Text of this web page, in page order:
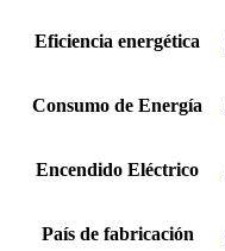
Eficiencia energética
Consumo de Energía
Encendido Eléctrico
País de fabricación